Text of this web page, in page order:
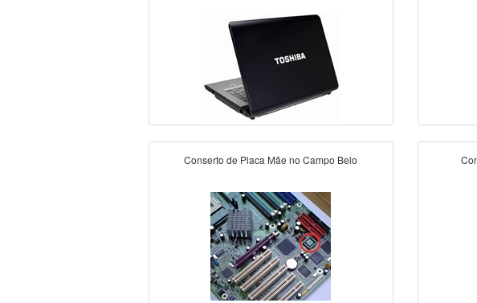
Conserto de Placa Mãe no Campo Belo